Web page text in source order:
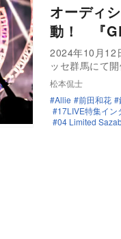
オーディ
動！ 『
2024年10月12
ッセ群馬にて
松本侃士
Allie
前田和花
17LIVE特集イン
04 Limited